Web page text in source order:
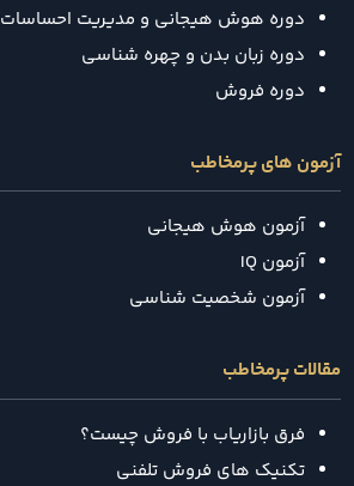
دوره هوش هیجانی و مدیریت احساسات
دوره زبان بدن و چهره شناسی
دوره فروش
آزمون های پرمخاطب
آزمون هوش هیجانی
آزمون IQ
آزمون شخصیت شناسی
مقالات پرمخاطب
فرق بازاریاب با فروش چیست؟
تکنیک‌ های فروش تلفنی